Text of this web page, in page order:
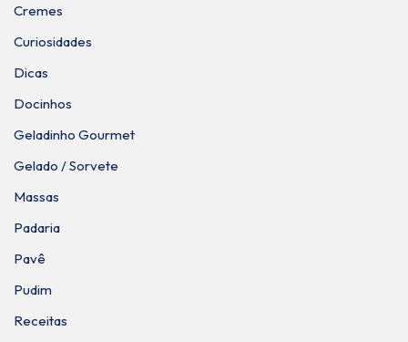
Cremes
Curiosidades
Dicas
Docinhos
Geladinho Gourmet
Gelado / Sorvete
Massas
Padaria
Pavê
Pudim
Receitas